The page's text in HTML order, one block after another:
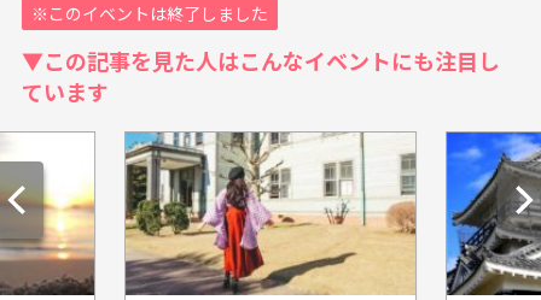
※このイベントは終了しました
▼この記事を見た人はこんなイベントにも注目し
ています